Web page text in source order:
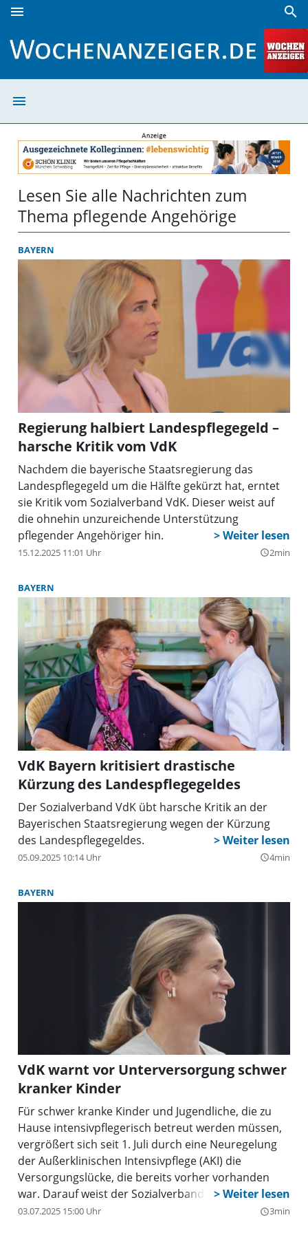
menu search
menu
Lesen Sie alle Nachrichten zum
Thema pflegende Angehörige
BAYERN
Regierung halbiert Landespflegegeld –
harsche Kritik vom VdK
Nachdem die bayerische Staatsregierung das
Landespflegegeld um die Hälfte gekürzt hat, erntet
sie Kritik vom Sozialverband VdK. Dieser weist auf
die ohnehin unzureichende Unterstützung
pflegender Angehöriger hin.
15.12.2025 11:01 Uhr query_builder2min
BAYERN
VdK Bayern kritisiert drastische
Kürzung des Landespflegegeldes
Der Sozialverband VdK übt harsche Kritik an der
Bayerischen Staatsregierung wegen der Kürzung
des Landespflegegeldes.
05.09.2025 10:14 Uhr query_builder4min
BAYERN
VdK warnt vor Unterversorgung schwer
kranker Kinder
Für schwer kranke Kinder und Jugendliche, die zu
Hause intensivpflegerisch betreut werden müssen,
vergrößert sich seit 1. Juli durch eine Neuregelung
der Außerklinischen Intensivpflege (AKI) die
Versorgungslücke, die bereits vorher vorhanden
war. Darauf weist der Sozialverband VdK Bayern hin.
Die Neuregelung gilt auch für Erwachsene, aber
03.07.2025 15:00 Uhr query_builder3min